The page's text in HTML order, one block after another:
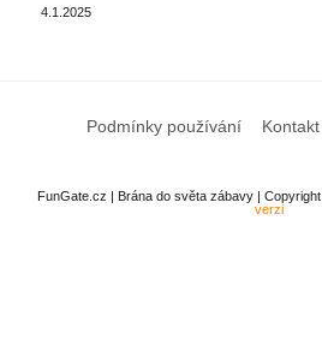
4.1.2025
Podmínky používání Kontakt
FunGate.cz | Brána do světa zábavy |
verzi